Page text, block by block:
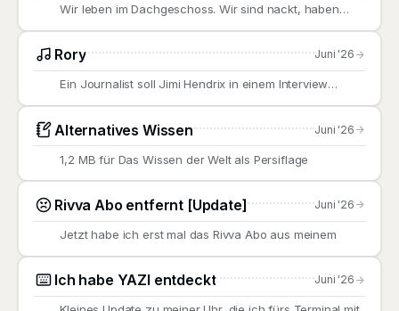
Wir leben im Dachgeschoss. Wir sind nackt, haben
Rory Juni '26
Ein Journalist soll Jimi Hendrix in einem Interview
Alternatives Wissen Juni '26
1,2 MB für Das Wissen der Welt als Persiflage
Rivva Abo entfernt [Update] Juni '26
Jetzt habe ich erst mal das Rivva Abo aus meinem
Ich habe YAZI entdeckt Juni '26